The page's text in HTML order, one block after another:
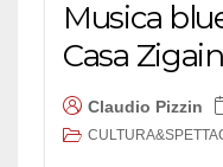
Musica
Casa
Claudio Pizzin